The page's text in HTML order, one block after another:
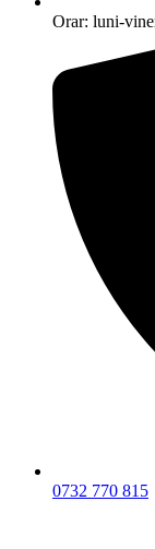
Orar: luni-
0732 770 815